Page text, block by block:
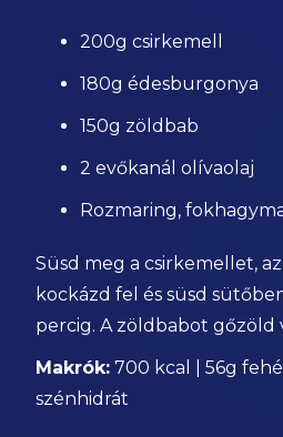
200g csirkemell
180g édesburgonya
150g zöldbab
2 evőkanál olívaolaj
Rozmaring,
Süsd meg a csirkemellet,
kockázd fel és süsd
percig. A zöldbabot gőzöld
Makrók: 700 kcal | 56g
szénhidrát